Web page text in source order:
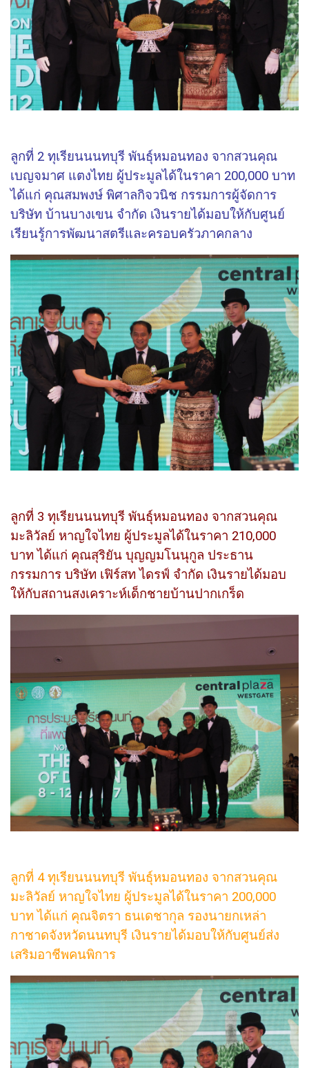
ลูกที่ 2 ทุเรียนนนทบุรี พันธุ์หมอนทอง จากสวนคุณ
เบญจมาศ แตงไทย ผู้ประมูลได้ในราคา 200,000 บาท
ได้แก่ คุณสมพงษ์ พิศาลกิจวนิช กรรมการผู้จัดการ
บริษัท บ้านบางเขน จำกัด เงินรายได้มอบให้กับศูนย์
เรียนรู้การพัฒนาสตรีและครอบครัวภาคกลาง
ลูกที่ 3 ทุเรียนนนทบุรี พันธุ์หมอนทอง จากสวนคุณ
มะลิวัลย์ หาญใจไทย ผู้ประมูลได้ในราคา 210,000
บาท ได้แก่ คุณสุริยัน บุญญมโนนุกูล ประธาน
กรรมการ บริษัท เฟิร์สท ไดรฟ์ จำกัด เงินรายได้มอบ
ให้กับสถานสงเคราะห์เด็กชายบ้านปากเกร็ด
ลูกที่ 4 ทุเรียนนนทบุรี พันธุ์หมอนทอง จากสวนคุณ
มะลิวัลย์ หาญใจไทย ผู้ประมูลได้ในราคา 200,000
บาท ได้แก่ คุณจิตรา ธนเดชากุล รองนายกเหล่า
กาชาดจังหวัดนนทบุรี เงินรายได้มอบให้กับศูนย์ส่ง
เสริมอาชีพคนพิการ